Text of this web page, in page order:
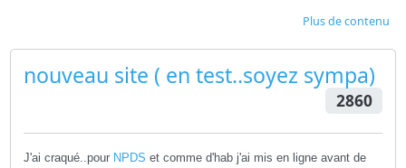
Plus de contenu
nouveau site ( en test..soyez sympa)
2860
J'ai craqué..pour NPDS et comme d'hab j'ai mis en ligne avant de